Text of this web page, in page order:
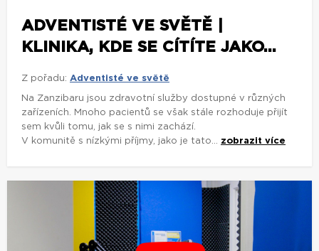
ADVENTISTÉ VE SVĚTĚ |
KLINIKA, KDE SE CÍTÍTE JAKO...
Z pořadu: Adventisté ve světě
Na Zanzibaru jsou zdravotní služby dostupné v různých
zařízeních. Mnoho pacientů se však stále rozhoduje přijít
sem kvůli tomu, jak se s nimi zachází.
V komunitě s nízkými příjmy, jako je tato... zobrazit více